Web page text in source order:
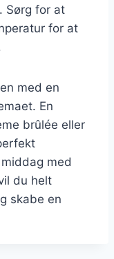
Sørg for at
for at
med en
En
brûlée eller
med
du helt
skabe en